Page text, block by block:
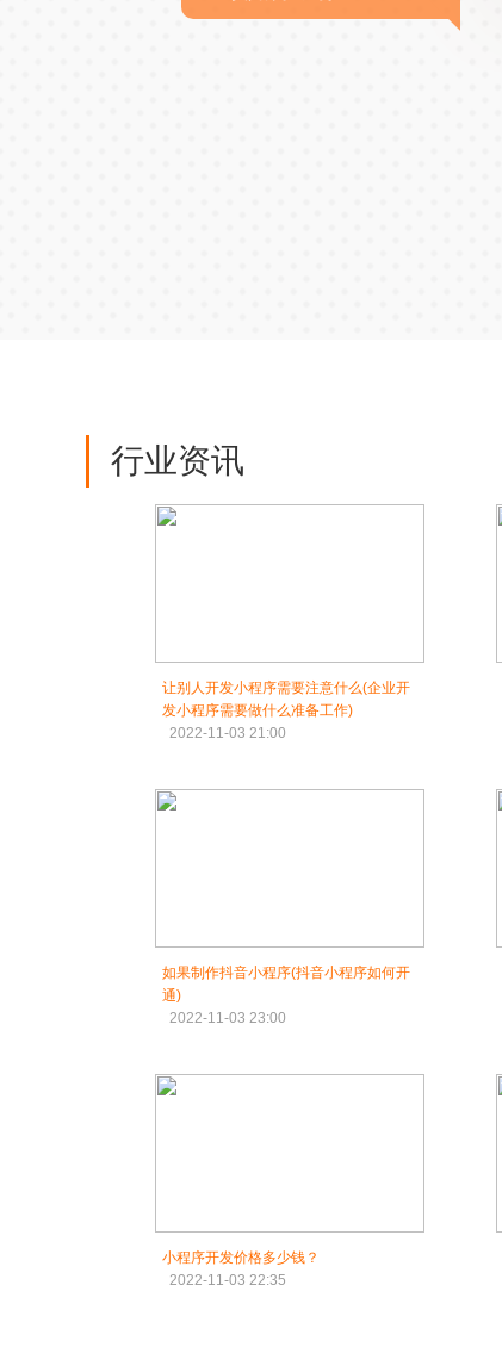
行业资讯
让别人开发小程序需要注意什么(企业开
发小程序需要做什么准备工作)
2022-11-03 21:00
如果制作抖音小程序(抖音小程序如何开
通)
2022-11-03 23:00
小程序开发价格多少钱？
2022-11-03 22:35